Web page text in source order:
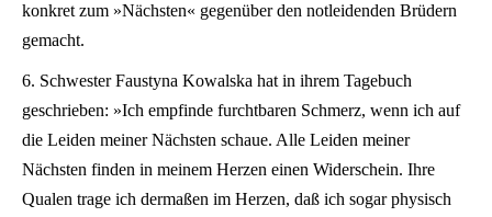
konkret zum »Nächsten« gegenüber den notleidenden Brüdern
gemacht.
6. Schwester Faustyna Kowalska hat in ihrem Tagebuch
geschrieben: »Ich empfinde furchtbaren Schmerz, wenn ich auf
die Leiden meiner Nächsten schaue. Alle Leiden meiner
Nächsten finden in meinem Herzen einen Widerschein. Ihre
Qualen trage ich dermaßen im Herzen, daß ich sogar physisch